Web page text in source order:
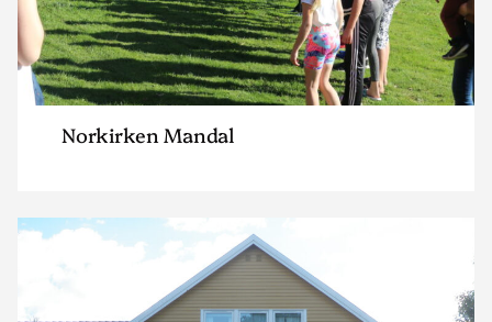
Norkirken Mandal
Read
article
"Norkirken
Nedenes"